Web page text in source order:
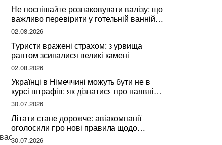
Не поспішайте розпаковувати валізу: що
важливо перевірити у готельній ванній
за словами досвідченої мандрівниці
02.08.2026
Туристи вражені страхом: з урвища
раптом зсипалися великі камені
02.08.2026
Українці в Німеччині можуть бути не в
курсі штрафів: як дізнатися про наявні
борги
30.07.2026
Літати стане дорожче: авіакомпанії
оголосили про нові правила щодо
вибору місць
30.07.2026